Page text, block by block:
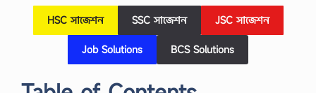
HSC সাজেশন SSCসাজেশন JSCসাজেশন
Job Solutions BCS Solutions